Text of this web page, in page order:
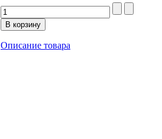
Описание товара